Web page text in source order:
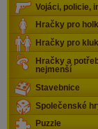
Vojáci, policie,
Hračky pro
Hračky pro
Hračky a
nejmenší
Stavebnice
Společenské
Puzzle